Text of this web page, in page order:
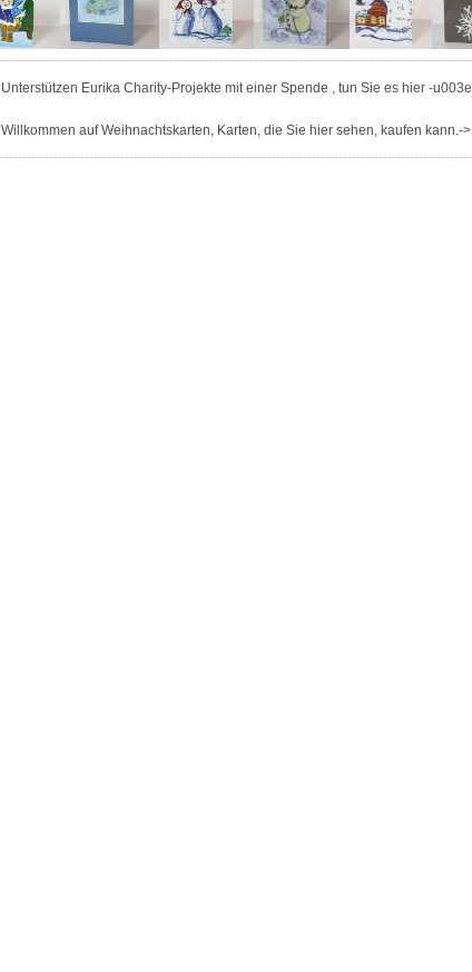
Unterstützen Eurika Charity-Projekte mit einer Spende , tun Sie es hier -u003e
Willkommen auf Weihnachtskarten, Karten, die Sie hier sehen, kaufen kann.->